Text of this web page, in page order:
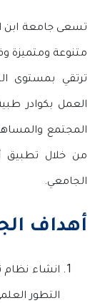
تسعى جامعة ابن
متنوعة ومتميزة
ترتقي بمستوى
العمل بكوادر
المجتمع
من خلال تطبيق
الجامعي.
أهداف
انشاء نظام
التطور